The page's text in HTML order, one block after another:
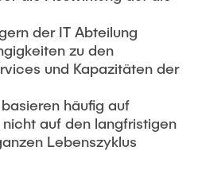
der IT Abteilung
zu den
und Kapazitäten der
häufig auf
auf den langfristigen
Lebenszyklus